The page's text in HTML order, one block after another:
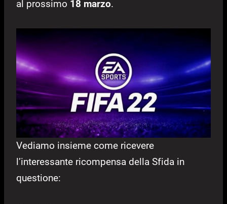
al prossimo 18 marzo.
Vediamo insieme come ricevere
l’interessante ricompensa della Sfida in
questione: